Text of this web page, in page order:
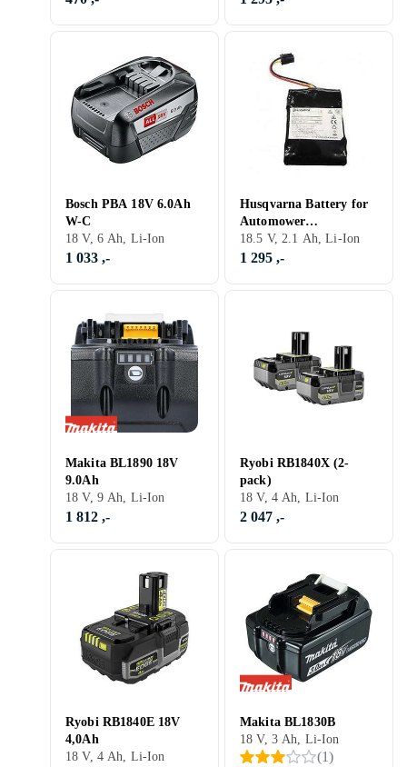
Bosch PBA 18V 6.0Ah
W-C
18 V, 6 Ah, Li-Ion
1 033 ,-
Husqvarna Battery for
Automower
310/315/315X
18.5 V, 2.1 Ah, Li-Ion
1 295 ,-
Makita BL1890 18V
9.0Ah
18 V, 9 Ah, Li-Ion
1 812 ,-
Ryobi RB1840X (2-
pack)
18 V, 4 Ah, Li-Ion
2 047 ,-
Ryobi RB1840E 18V
4,0Ah
18 V, 4 Ah, Li-Ion
Makita BL1830B
18 V, 3 Ah, Li-Ion
(1)